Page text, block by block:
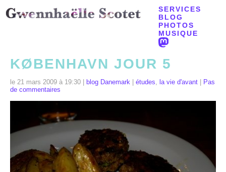
SERVICES
BLOG
PHOTOS
MUSIQUE
KØBENHAVN JOUR 5
le 21 mars 2009 à 19:30 | blog Danemark études la vie d'avant
Pas
de commentaires